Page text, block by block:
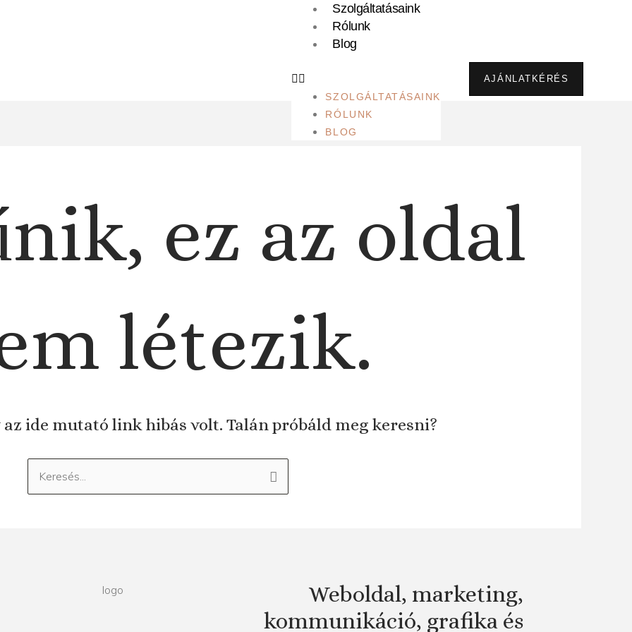
Szolgáltatásaink
Rólunk
Blog
SZOLGÁLTATÁSAINK
RÓLUNK
BLOG
AJÁNLATKÉRÉS
ez az oldal
létezik.
ide mutató link hibás volt. Talán próbáld meg keresni?
Keresés:
Weboldal, marketing,
kommunikáció, grafika és